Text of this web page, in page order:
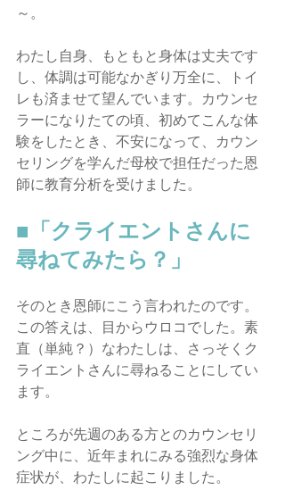
～。
わたし自身、もともと身体は丈夫です
し、体調は可能なかぎり万全に、トイ
レも済ませて望んでいます。カウンセ
ラーになりたての頃、初めてこんな体
験をしたとき、不安になって、カウン
セリングを学んだ母校で担任だった恩
師に教育分析を受けました。
■「クライエントさんに
尋ねてみたら？」
そのとき恩師にこう言われたのです。
この答えは、目からウロコでした。素
直（単純？）なわたしは、さっそくク
ライエントさんに尋ねることにしてい
ます。
ところが先週のある方とのカウンセリ
ング中に、近年まれにみる強烈な身体
症状が、わたしに起こりました。